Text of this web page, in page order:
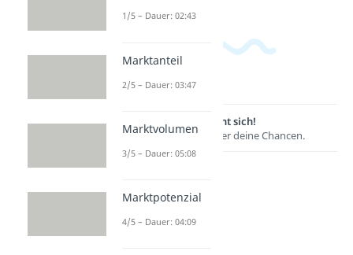
Lernen lohnt sich!
Entdecke hier deine Chancen.
1/5 – Dauer: 02:43
Marktanteil
2/5 – Dauer: 03:47
Marktvolumen
3/5 – Dauer: 05:08
Marktpotenzial
4/5 – Dauer: 04:09